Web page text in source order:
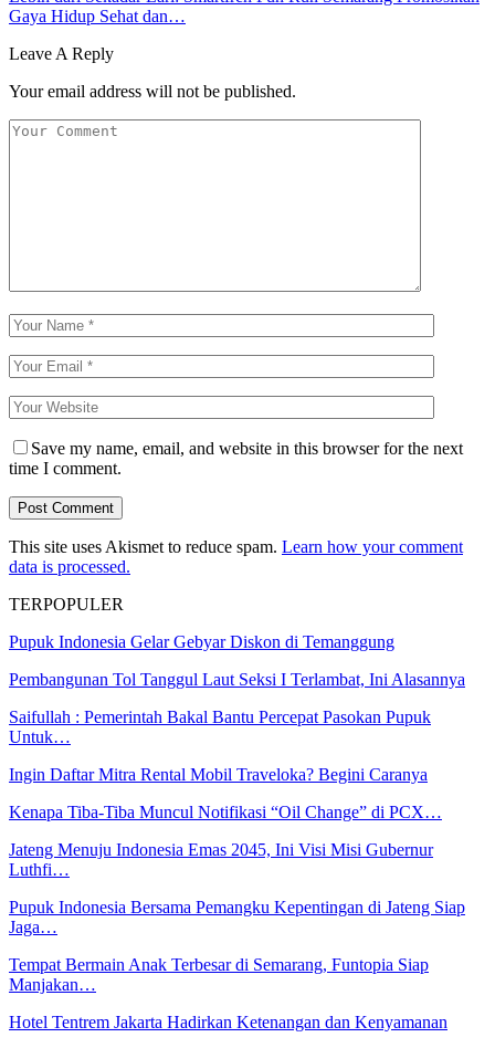
Gaya Hidup Sehat dan…
Leave A Reply
Your email address will not be published.
Save my name, email, and website in this browser for the next
time I comment.
This site uses Akismet to reduce spam. Learn how your comment
data is processed.
TERPOPULER
Pupuk Indonesia Gelar Gebyar Diskon di Temanggung
Pembangunan Tol Tanggul Laut Seksi I Terlambat, Ini Alasannya
Saifullah : Pemerintah Bakal Bantu Percepat Pasokan Pupuk
Untuk…
Ingin Daftar Mitra Rental Mobil Traveloka? Begini Caranya
Kenapa Tiba-Tiba Muncul Notifikasi “Oil Change” di PCX…
Jateng Menuju Indonesia Emas 2045, Ini Visi Misi Gubernur
Luthfi…
Pupuk Indonesia Bersama Pemangku Kepentingan di Jateng Siap
Jaga…
Tempat Bermain Anak Terbesar di Semarang, Funtopia Siap
Manjakan…
Hotel Tentrem Jakarta Hadirkan Ketenangan dan Kenyamanan